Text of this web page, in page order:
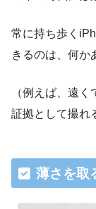
常に持ち歩く
きるのは、何か
（例えば、遠
証拠として撮れ
薄さを取